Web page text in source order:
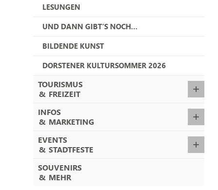
LESUNGEN
UND DANN GIBT’S NOCH…
BILDENDE KUNST
DORSTENER KULTURSOMMER 2026
TOURISMUS
& FREIZEIT
INFOS
& MARKETING
EVENTS
& STADTFESTE
SOUVENIRS
& MEHR